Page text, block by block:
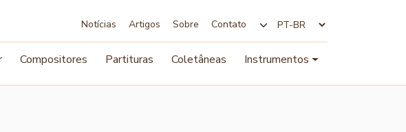
Notícias Artigos Sobre Contato
Compositores Partituras Coletâneas Instrumentos